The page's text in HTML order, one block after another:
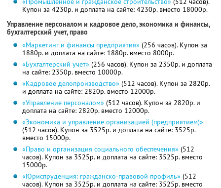
Купон за 4230р. и доплата на сайте: 4230р. вместо 18000р.
Управление персоналом и кадровое дело, экономика и финансы,
бухгалтерский учет, право
«Маркетинг и финансы предприятия» (256 часов). Купон за
1880р. и доплата на сайте: 1880р. вместо 8000р.
«Бухгалтерский учет» (256 часов). Купон за 2350р. и доплата
на сайте: 2350р. вместо 10000р.
«Кадровое делопроизводство» (512 часов). Купон за 2820р.
и доплата на сайте: 2820р. вместо 12000р.
«Управление персоналом» (512 часов). Купон за 2820р. и
доплата на сайте: 2820р. вместо 12000р.
«Экономика и управление организацией (предприятием)»
(512 часов). Купон за 3525р. и доплата на сайте: 3525р.
вместо 15000р.
«Право и организация социального обеспечения» (512
часов). Купон за 3525р. и доплата на сайте: 3525р. вместо
15000р.
«Юриспруденция: гражданско-правовой профиль» (512
часов). Купон за 3525р. и доплата на сайте: 3525р. вместо